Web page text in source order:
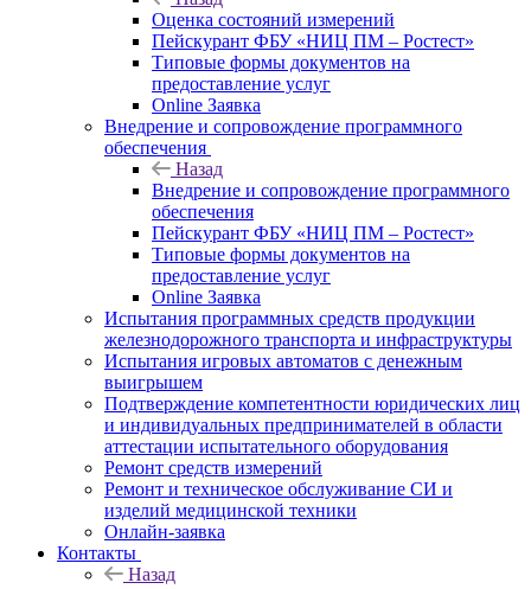
Оценка состояний измерений
Пейскурант ФБУ «НИЦ ПМ – Ростест»
Типовые формы документов на
предоставление услуг
Online Заявка
Внедрение и сопровождение программного
обеспечения
Назад
Внедрение и сопровождение программного
обеспечения
Пейскурант ФБУ «НИЦ ПМ – Ростест»
Типовые формы документов на
предоставление услуг
Online Заявка
Испытания программных средств продукции
железнодорожного транспорта и инфраструктуры
Испытания игровых автоматов с денежным
выигрышем
Подтверждение компетентности юридических лиц
и индивидуальных предпринимателей в области
аттестации испытательного оборудования
Ремонт средств измерений
Ремонт и техническое обслуживание СИ и
изделий медицинской техники
Онлайн-заявка
Контакты
Назад